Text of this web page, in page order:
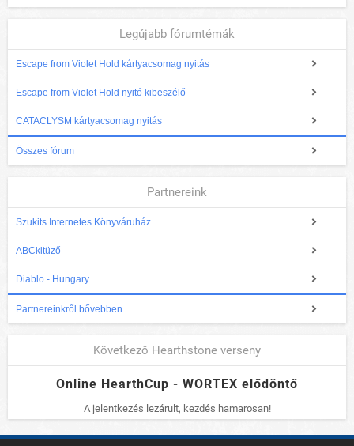
Legújabb fórumtémák
Escape from Violet Hold kártyacsomag nyitás
Escape from Violet Hold nyitó kibeszélő
CATACLYSM kártyacsomag nyitás
Összes fórum
Partnereink
Szukits Internetes Könyváruház
ABCkitüző
Diablo - Hungary
Partnereinkről bővebben
Következő Hearthstone verseny
Online HearthCup - WORTEX elődöntő
A jelentkezés lezárult, kezdés hamarosan!